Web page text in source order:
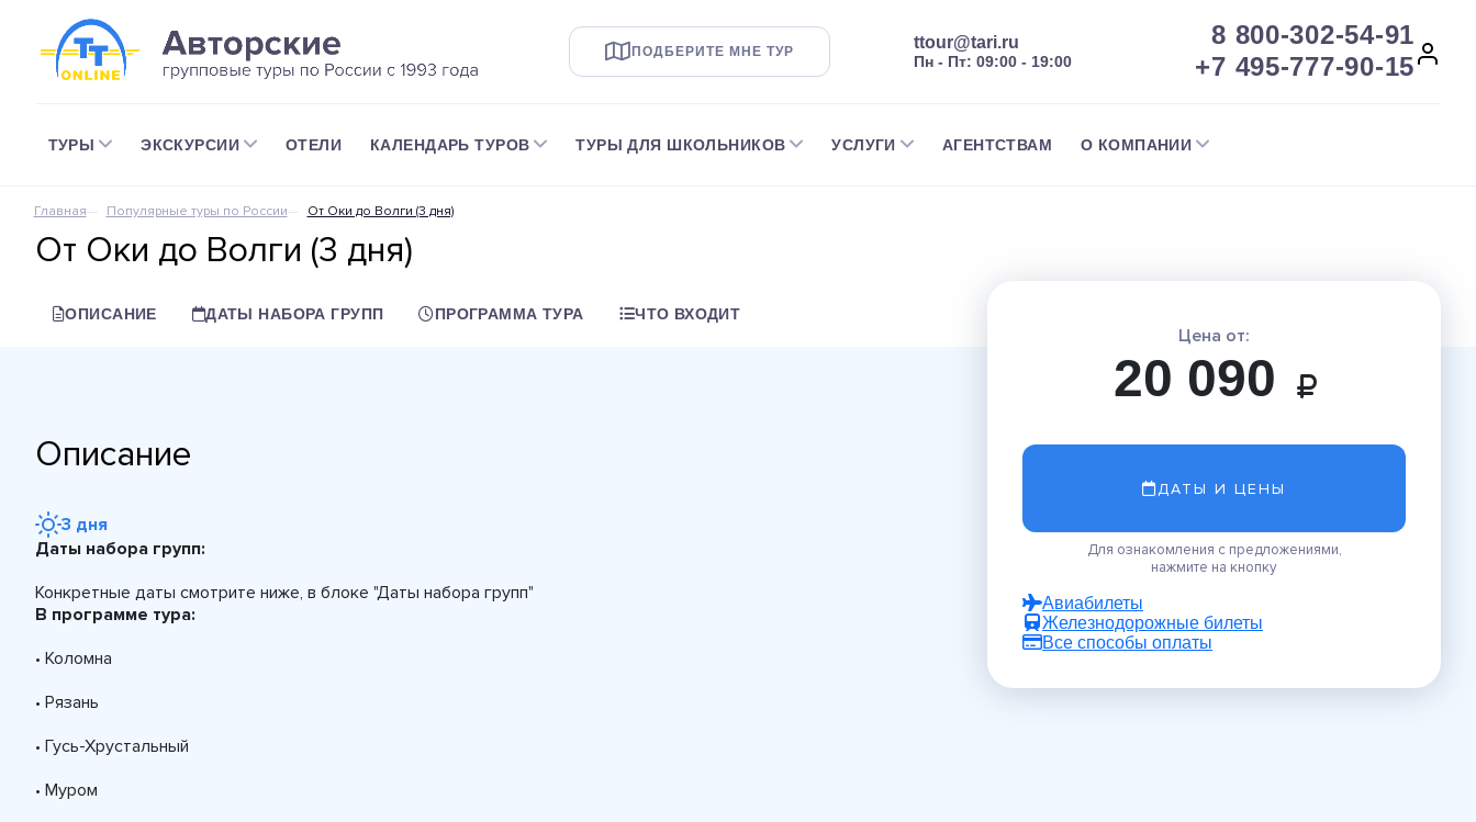
ПОДБЕРИТЕ МНЕ ТУР ttour@tari.ru
Пн - Пт: 09:00 - 19:00
8 800-302-54-91
+7 495-777-90-15
ТУРЫ ЭКСКУРСИИ ОТЕЛИ КАЛЕНДАРЬ ТУРОВ ТУРЫ ДЛЯ ШКОЛЬНИКОВ УСЛУГИ АГЕНТСТВАМ О КОМПАНИИ
Главная Популярные туры по России От Оки до Волги (3 дня)
От Оки до Волги (3 дня)
Цена от:
20 090
ДАТЫ И ЦЕНЫ
Для ознакомления с предложениями,
нажмите на кнопку
Авиабилеты
Железнодорожные билеты
Все способы оплаты
ОПИСАНИЕ ДАТЫ НАБОРА ГРУПП ПРОГРАММА ТУРА ЧТО ВХОДИТ
Описание
3 дня
Даты набора групп:
Конкретные даты смотрите ниже, в блоке "Даты набора групп"
В программе тура:
• Коломна
• Рязань
• Гусь-Хрустальный
• Муром